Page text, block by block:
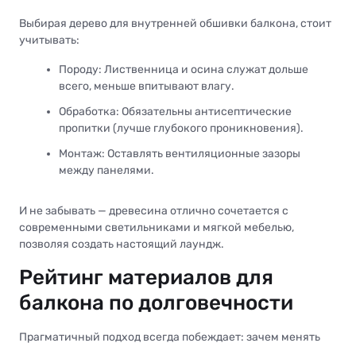
Выбирая дерево для внутренней обшивки балкона, стоит
учитывать:
Породу: Лиственница и осина служат дольше
всего, меньше впитывают влагу.
Обработка: Обязательны антисептические
пропитки (лучше глубокого проникновения).
Монтаж: Оставлять вентиляционные зазоры
между панелями.
И не забывать — древесина отлично сочетается с
современными светильниками и мягкой мебелью,
позволяя создать настоящий лаундж.
Рейтинг материалов для
балкона по долговечности
Прагматичный подход всегда побеждает: зачем менять